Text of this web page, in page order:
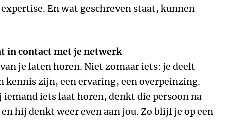
En wat geschreven staat, kunnen
in contact met je netwerk
je laten horen. Niet zomaar iets: je deelt
kennis zijn, een ervaring, een overpeinzing.
iemand iets laat horen, denkt die persoon na
hij denkt weer even aan jou. Zo blijf je op een